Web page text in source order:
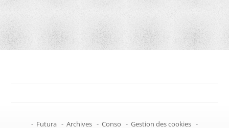
- Futura - Archives - Conso - Gestion des cookies -